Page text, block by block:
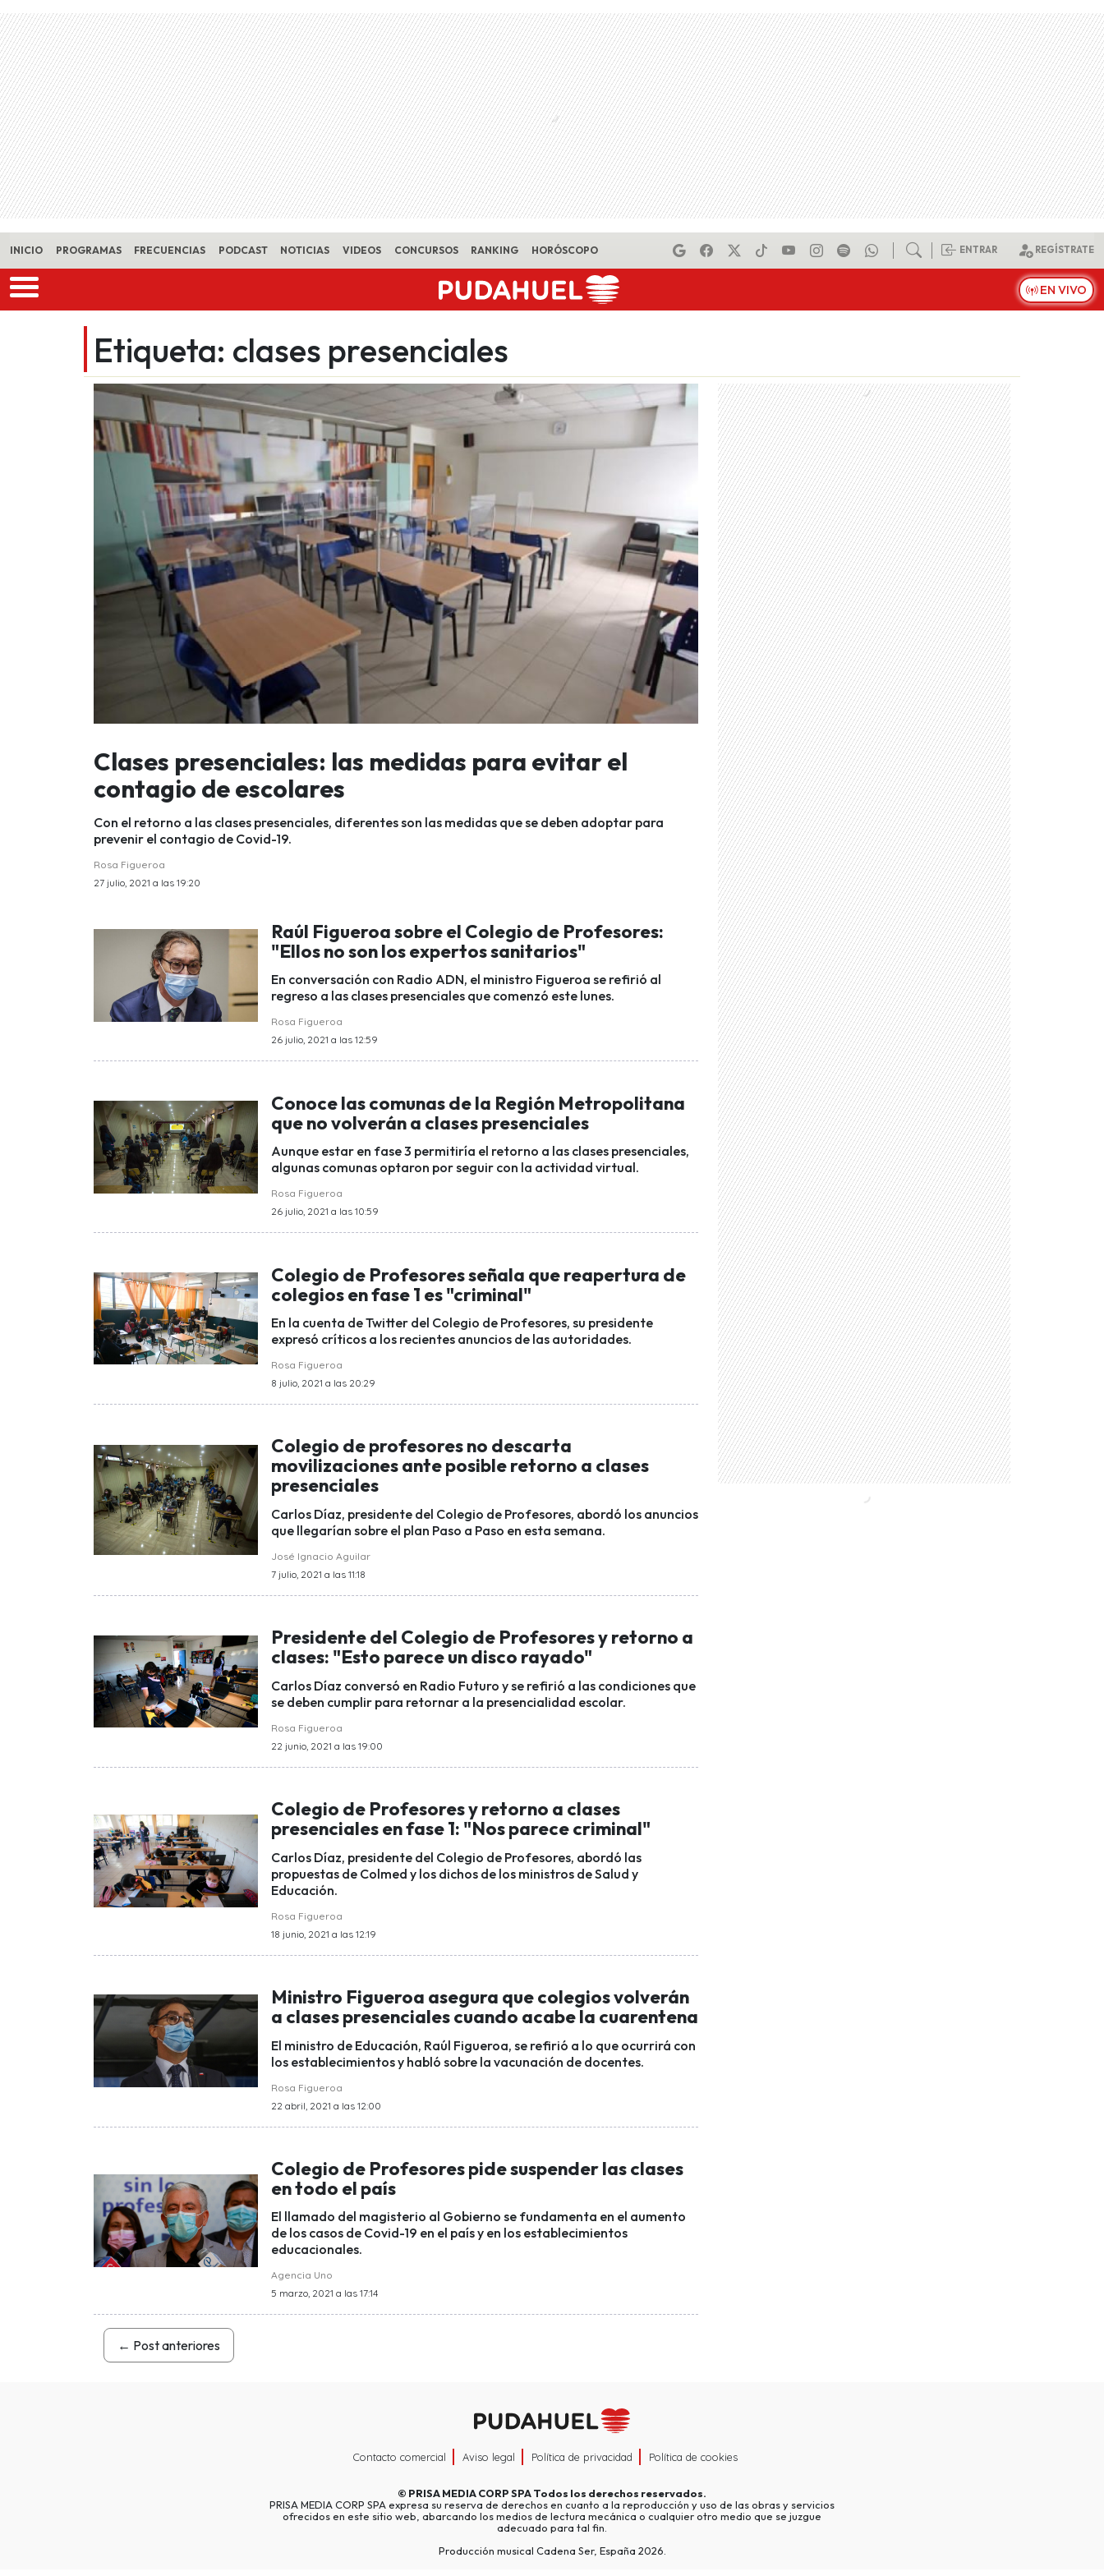
Skip to main content
INICIO PROGRAMAS FRECUENCIAS PODCAST NOTICIAS VIDEOS CONCURSOS RANKING HORÓSCOPO ENTRAR REGÍSTRATE
EN VIVO
Etiqueta: clases presenciales
Clases presenciales: las medidas para evitar el
contagio de escolares
Con el retorno a las clases presenciales, diferentes son las medidas que se deben adoptar para
prevenir el contagio de Covid-19.
Rosa Figueroa
27 julio, 2021 a las 19:20
Raúl Figueroa sobre el Colegio de Profesores:
"Ellos no son los expertos sanitarios"
En conversación con Radio ADN, el ministro Figueroa se refirió al
regreso a las clases presenciales que comenzó este lunes.
Rosa Figueroa
26 julio, 2021 a las 12:59
Conoce las comunas de la Región Metropolitana
que no volverán a clases presenciales
Aunque estar en fase 3 permitiría el retorno a las clases presenciales,
algunas comunas optaron por seguir con la actividad virtual.
Rosa Figueroa
26 julio, 2021 a las 10:59
Colegio de Profesores señala que reapertura de
colegios en fase 1 es "criminal"
En la cuenta de Twitter del Colegio de Profesores, su presidente
expresó críticos a los recientes anuncios de las autoridades.
Rosa Figueroa
8 julio, 2021 a las 20:29
Colegio de profesores no descarta
movilizaciones ante posible retorno a clases
presenciales
Carlos Díaz, presidente del Colegio de Profesores, abordó los anuncios
que llegarían sobre el plan Paso a Paso en esta semana.
José Ignacio Aguilar
7 julio, 2021 a las 11:18
Presidente del Colegio de Profesores y retorno a
clases: "Esto parece un disco rayado"
Carlos Díaz conversó en Radio Futuro y se refirió a las condiciones que
se deben cumplir para retornar a la presencialidad escolar.
Rosa Figueroa
22 junio, 2021 a las 19:00
Colegio de Profesores y retorno a clases
presenciales en fase 1: "Nos parece criminal"
Carlos Díaz, presidente del Colegio de Profesores, abordó las
propuestas de Colmed y los dichos de los ministros de Salud y
Educación.
Rosa Figueroa
18 junio, 2021 a las 12:19
Ministro Figueroa asegura que colegios volverán
a clases presenciales cuando acabe la cuarentena
El ministro de Educación, Raúl Figueroa, se refirió a lo que ocurrirá con
los establecimientos y habló sobre la vacunación de docentes.
Rosa Figueroa
22 abril, 2021 a las 12:00
Colegio de Profesores pide suspender las clases
en todo el país
El llamado del magisterio al Gobierno se fundamenta en el aumento
de los casos de Covid-19 en el país y en los establecimientos
educacionales.
Agencia Uno
5 marzo, 2021 a las 17:14
← Post anteriores
Contacto comercial Aviso legal Política de privacidad Política de cookies
© PRISA MEDIA CORP SPATodos los derechos reservados.
PRISA MEDIA CORP SPA expresa su reserva de derechos en cuanto a la reproducción y uso de las obras y servicios
ofrecidos en este sitio web, abarcando los medios de lectura mecánica o cualquier otro medio que se juzgue
adecuado para tal fin.
Producción musical Cadena Ser, España 2026.